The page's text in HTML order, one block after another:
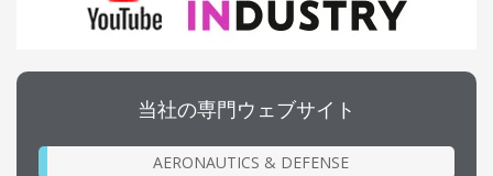
当社の専門ウェブサイト
AERONAUTICS & DEFENSE